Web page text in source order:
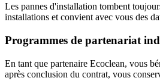
Les pannes d'installation tombent
installations et convient avec vous des
Programmes de partenariat
En tant que partenaire Ecoclean, vous
après conclusion du contrat, vous